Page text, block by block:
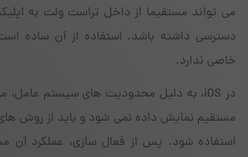
می تواند مستقیما از داخل تراست ولت به
دسترسی داشته باشد. استفاده از آن ساده
خاصی ندارد.
مستقیم نمایش داده نمی شود و باید از روش
استفاده شود. پس از فعال سازی، عملکرد آن